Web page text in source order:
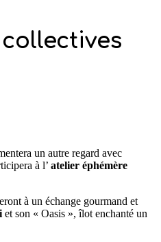
un autre regard avec
à l’ atelier éphémère
à un échange gourmand et
et son « Oasis », îlot enchanté un